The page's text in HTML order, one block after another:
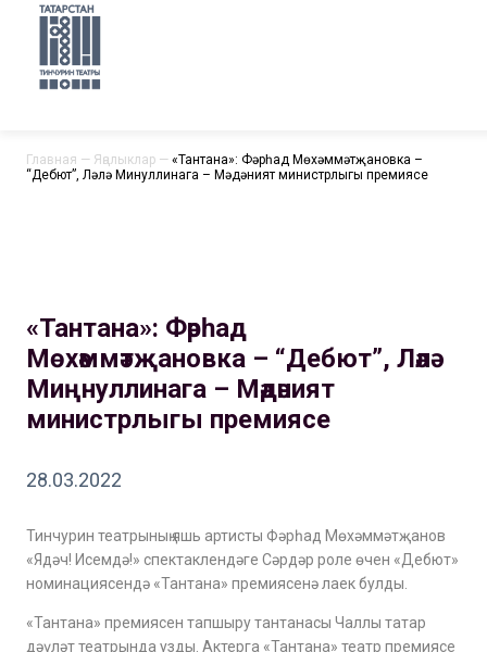
Главная — Яңалыклар — «Тантана»: Фәрһад Мөхәммәтҗановка –
“Дебют”, Ләлә Миңнуллинага – Мәдәният министрлыгы премиясе
«Тантана»: Фәрһад
Мөхәммәтҗановка – “Дебют”, Ләлә
Миңнуллинага – Мәдәният
министрлыгы премиясе
28.03.2022
Тинчурин театрының яшь артисты Фәрһад Мөхәммәтҗанов
«Ядәч! Исемдә!» спектаклендәге Сәрдәр роле өчен «Дебют»
номинациясендә «Тантана» премиясенә лаек булды.
«Тантана» премиясен тапшыру тантанасы Чаллы татар
дәүләт театрында узды. Актерга «Тантана» театр премиясе